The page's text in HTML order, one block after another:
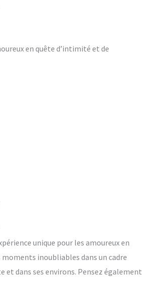
en quête d’intimité et de
unique pour les amoureux en
inoubliables dans un cadre
et dans ses environs. Pensez également